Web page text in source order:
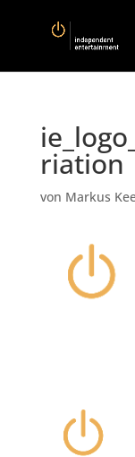
riation
von Markus